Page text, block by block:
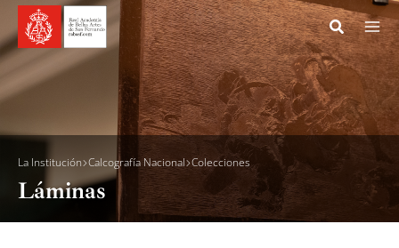
al
contenido
La Institución Calcografía Nacional Colecciones
Láminas